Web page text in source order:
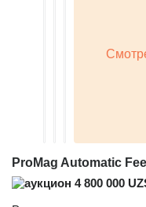
ProMag Automatic
4 800 000